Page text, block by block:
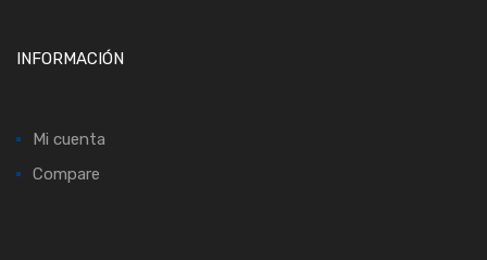
INFORMACIÓN
Mi cuenta
Compare